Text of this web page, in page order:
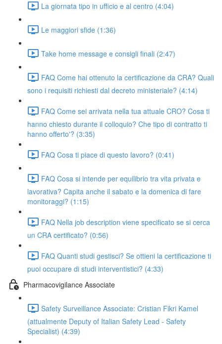
La giornata tipo in ufficio e al centro (4:04)
Le maggiori sfide (1:36)
Take home message e consigli finali (2:47)
FAQ Come hai ottenuto la certificazione da CRA? Quali
sono i requisiti richiesti dal decreto ministeriale? (4:14)
FAQ Come sei arrivata nella tua attuale CRO? Cosa ti
hanno chiesto durante il colloquio? Che tipo di contratto ti
hanno offerto'? (3:35)
FAQ Cosa ti piace di questo lavoro? (0:41)
FAQ Cosa si intende per equilibrio tra vita privata e
lavorativa? Capita anche il sabato e la domenica di fare
monitoraggi? (1:15)
FAQ Nella job description viene specificato se si cerca
un CRA certificato? (0:56)
FAQ Quanti studi gestisci? Se ottieni la certificazione ti
puoi occupare di studi interventistici? (4:33)
Pharmacovigilance Associate
Safety Surveillance Associate: Cristian Fikri Kamel
(attualmente Deputy of Italian Safety Lead - Safety
Specialist) (4:39)